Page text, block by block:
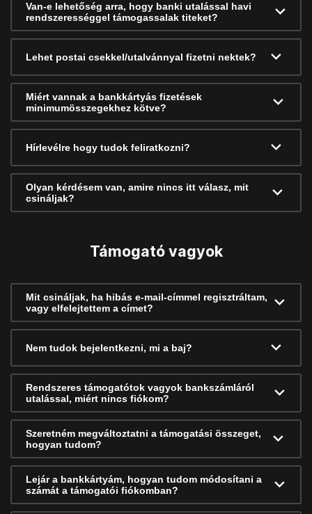
Van-e lehetőség arra, hogy banki utalással havi
rendszerességgel támogassalak titeket?
Lehet postai csekkel/utalvánnyal fizetni nektek?
Miért vannak a bankkártyás fizetések
minimumösszegekhez kötve?
Hírlevélre hogy tudok feliratkozni?
Olyan kérdésem van, amire nincs itt válasz, mit
csináljak?
Támogató vagyok
Mit csináljak, ha hibás e-mail-címmel regisztráltam,
vagy elfelejtettem a címet?
Nem tudok bejelentkezni, mi a baj?
Rendszeres támogatótok vagyok bankszámláról
utalással, miért nincs fiókom?
Szeretném megváltoztatni a támogatási összeget,
hogyan tudom?
Lejár a bankkártyám, hogyan tudom módosítani a
számát a támogatói fiókomban?